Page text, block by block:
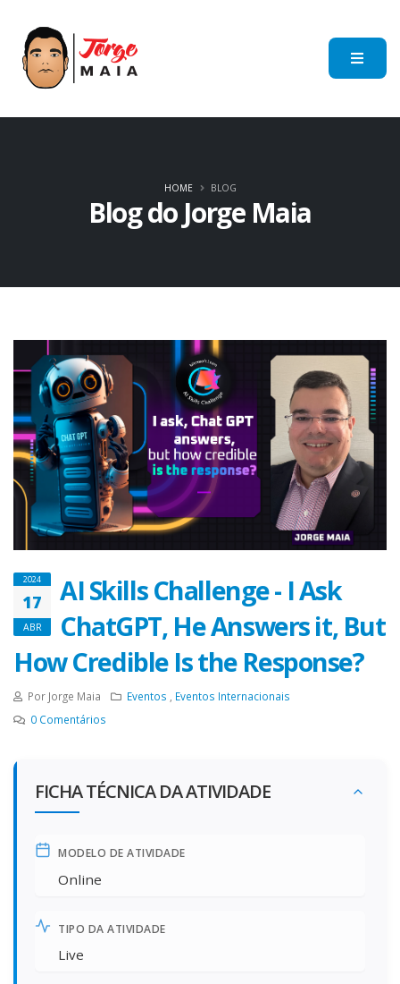
Blog do Jorge Maia
HOME BLOG
2024
17
ABR
AI Skills Challenge - I Ask
ChatGPT, He Answers it, But
How Credible Is the Response?
Por Jorge Maia Eventos
Eventos Internacionais
0 Comentários
FICHA TÉCNICA DA ATIVIDADE
MODELO DE ATIVIDADE
Online
TIPO DA ATIVIDADE
Live